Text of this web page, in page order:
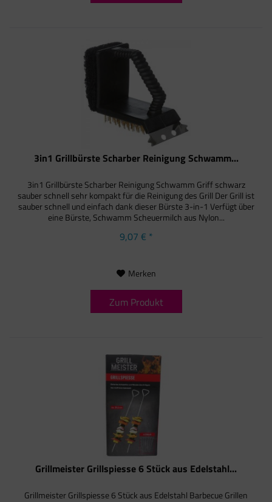
3in1 Grillbürste Scharber Reinigung Schwamm...
3in1 Grillbürste Scharber Reinigung Schwamm Griff schwarz
sauber schnell sehr kompakt für die Reinigung des Grill Der Grill ist
sauber schnell und einfach dank dieser Bürste 3-in-1 Verfügt über
eine Bürste, Schwamm Scheuermilch aus Nylon...
9,07 € *
Merken
Zum Produkt
Grillmeister Grillspiesse 6 Stück aus Edelstahl...
Grillmeister Grillspiesse 6 Stück aus Edelstahl Barbecue Grillen